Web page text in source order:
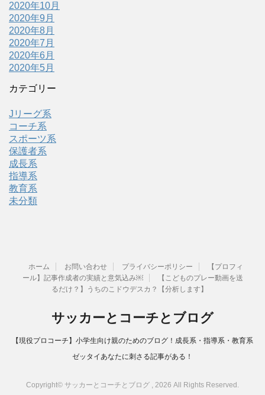
2020年10月
2020年9月
2020年8月
2020年7月
2020年6月
2020年5月
カテゴリー
Jリーグ系
コーチ系
スポーツ系
保護者系
成長系
指導系
教育系
未分類
ホーム お問い合わせ プライバシーポリシー
【プロフィ
ール】記事作成者の実績と意気込み￼
【こどものプレー動画を送
るだけ？】うちのこドウデスカ？【分析します】
サッカーとコーチとブログ
【現役プロコーチ】小学生向け親のためのブログ！成長系・指導系・教育系
ゼッタイあなたに刺さる記事がある！
Copyright© サッカーとコーチとブログ , 2026 All Rights Reserved.